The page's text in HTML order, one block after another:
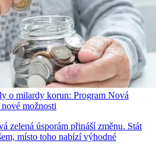
o milardy korun: Program Nová
možnosti
zelená úsporám přináší změnu. Stát
místo toho nabízí výhodné